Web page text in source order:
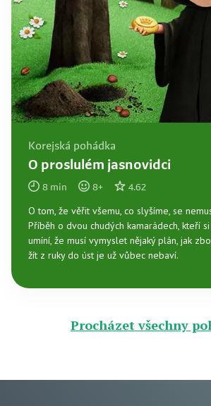
Korejská pohádka
O proslulém jasnovidci
8 min 8+ 4.62
O tom, že věřit všemu, co slyšíme, se
Příběh o dvou chudých kamarádech, kteří
umíní, že musí vymyslet nějaký plán, jak
žít z ruky do úst je už vůbec nebaví.
Procházet všechny